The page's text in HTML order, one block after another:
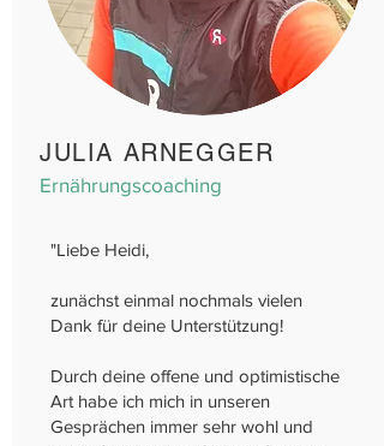
JULIA ARNEGGER
Ernährungscoaching
"Liebe Heidi,
zunächst einmal nochmals vielen
Dank für deine Unterstützung!
Durch deine offene und optimistische
Art habe ich mich in unseren
Gesprächen immer sehr wohl und